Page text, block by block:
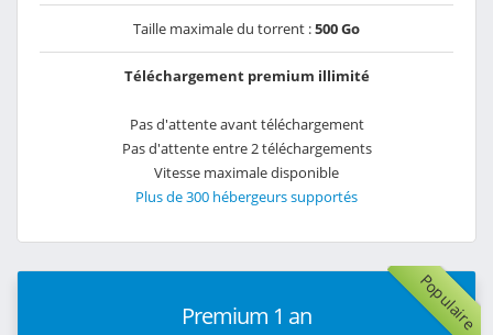
Taille maximale du torrent :500 Go
Téléchargement premium illimité
Pas d'attente avant téléchargement
Pas d'attente entre 2 téléchargements
Vitesse maximale disponible
Plus de 300 hébergeurs supportés
Populaire
Premium 1 an